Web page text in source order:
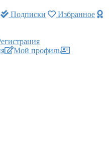
Подписки
Избранное
Мой профиль